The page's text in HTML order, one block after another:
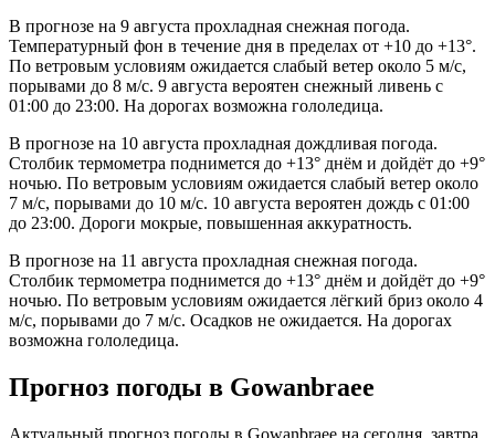
В прогнозе на 9 августа прохладная снежная погода.
Температурный фон в течение дня в пределах от +10 до +13°.
По ветровым условиям ожидается слабый ветер около 5 м/с,
порывами до 8 м/с. 9 августа вероятен снежный ливень с
01:00 до 23:00. На дорогах возможна гололедица.
В прогнозе на 10 августа прохладная дождливая погода.
Столбик термометра поднимется до +13° днём и дойдёт до +9°
ночью. По ветровым условиям ожидается слабый ветер около
7 м/с, порывами до 10 м/с. 10 августа вероятен дождь с 01:00
до 23:00. Дороги мокрые, повышенная аккуратность.
В прогнозе на 11 августа прохладная снежная погода.
Столбик термометра поднимется до +13° днём и дойдёт до +9°
ночью. По ветровым условиям ожидается лёгкий бриз около 4
м/с, порывами до 7 м/с. Осадков не ожидается. На дорогах
возможна гололедица.
Прогноз погоды в Gowanbraeе